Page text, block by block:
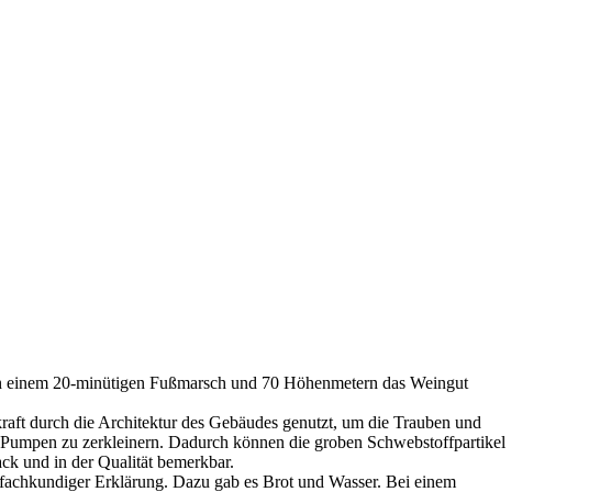
20-minütigen Fußmarsch und 70 Höhenmetern das Weingut
durch die Architektur des Gebäudes genutzt, um die Trauben und
zu zerkleinern. Dadurch können die groben Schwebstoffpartikel
und in der Qualität bemerkbar.
Erklärung. Dazu gab es Brot und Wasser. Bei einem